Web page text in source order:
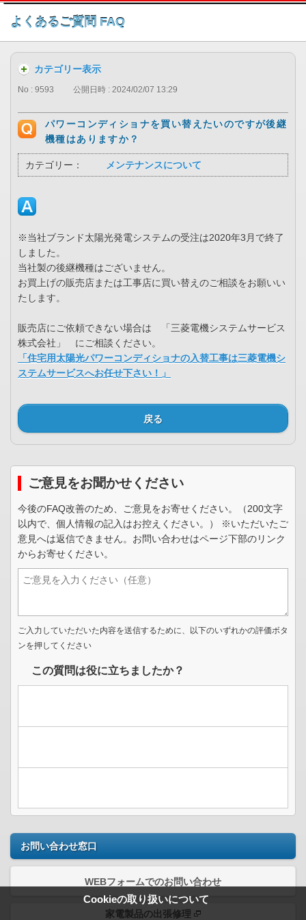
このページの本文へ
よくあるご質問 FAQ
Cookieの取り扱いについて
カテゴリー表示
No : 9593 公開日時 : 2024/02/07 13:29
パワーコンディショナを買い替えたいのですが後継
機種はありますか？
カテゴリー： メンテナンスについて
※当社ブランド太陽光発電システムの受注は2020年3月で終了
しました。
当社製の後継機種はございません。
お買上げの販売店または工事店に買い替えのご相談をお願いい
たします。
販売店にご依頼できない場合は 「三菱電機システムサービス
株式会社」 にご相談ください。
「住宅用太陽光パワーコンディショナの入替工事は三菱電機シ
ステムサービスへお任せ下さい！」
戻る
ご意見をお聞かせください
今後のFAQ改善のため、ご意見をお寄せください。（200文字
以内で、個人情報の記入はお控えください。） ※いただいたご
意見へは返信できません。お問い合わせはページ下部のリンク
からお寄せください。
ご入力していただいた内容を送信するために、以下のいずれかの評価ボタ
ンを押してください
この質問は役に立ちましたか？
お問い合わせ窓口
WEBフォームでのお問い合わせ
家電製品の出張修理